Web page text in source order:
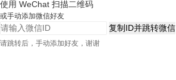
使用 WeChat 扫描二维码
或手动添加微信好友
复制ID并跳转微信
请跳转后，手动添加好友，谢谢